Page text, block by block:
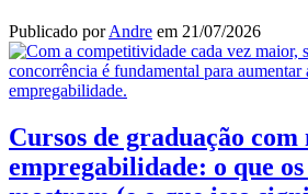
Publicado porAndre em 21/07/2026
Cursos de graduação
empregabilidade: o que os